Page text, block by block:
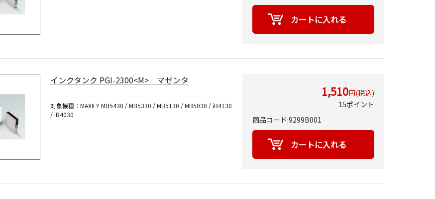
インクタンク PGI-2300<M> マゼンタ
対象機種：MAXIFY MB5430 / MB5330 / MB5130 / MB5030 / iB4130
/ iB4030
1,510円(税込)
15ポイント
商品コード:9299B001